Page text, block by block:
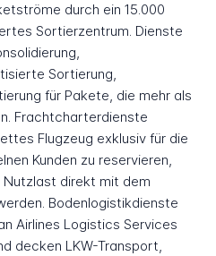
durch ein 15.000
Sortierzentrum. Dienste
Sortierung,
für Pakete, die mehr als
Frachtcharterdienste
Flugzeug exklusiv für die
Kunden zu reservieren,
Nutzlast direkt mit dem
Bodenlogistikdienste
Airlines Logistics Services
decken LKW-Transport,